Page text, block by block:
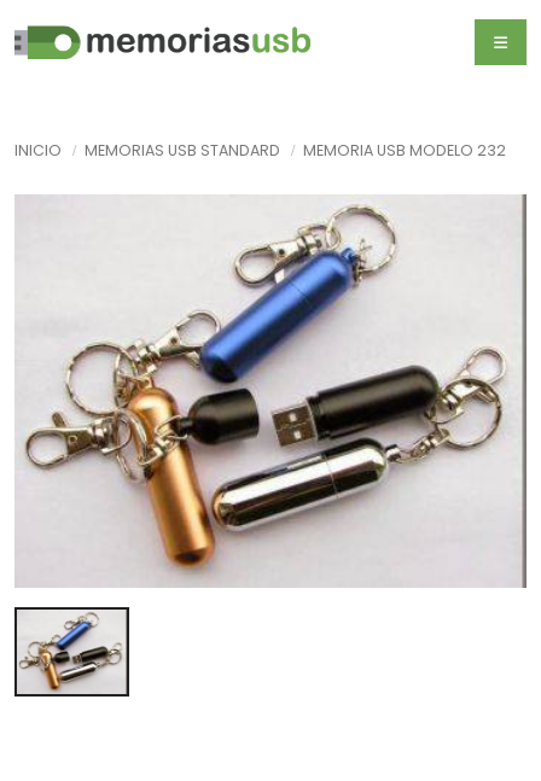
INICIO MEMORIAS USB STANDARD MEMORIA USB MODELO 232